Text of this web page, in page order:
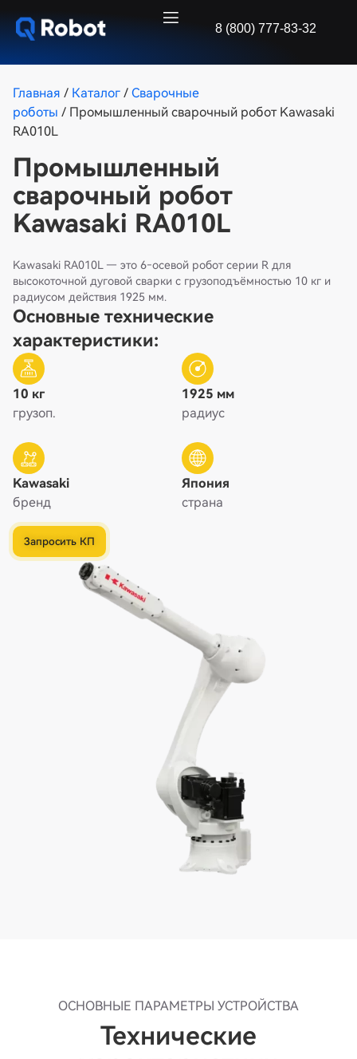
8 (800) 777-83-32
Главная / Каталог / Сварочные
роботы / Промышленный сварочный робот Kawasaki
RA010L
Промышленный
сварочный робот
Kawasaki RA010L
Kawasaki RA010L — это 6‑осевой робот серии R для
высокоточной дуговой сварки с грузоподъёмностью 10 кг и
радиусом действия 1925 мм.
Основные технические
характеристики:
10 кг
грузоп.
1925 мм
радиус
Kawasaki
бренд
Япония
страна
Запросить КП
ОСНОВНЫЕ ПАРАМЕТРЫ УСТРОЙСТВА
Технические